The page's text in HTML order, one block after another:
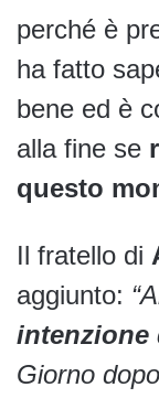
perché è
ha fatto
bene ed è
alla fine se
questo
Il fratello di
aggiunto:
intenzione
Giorno